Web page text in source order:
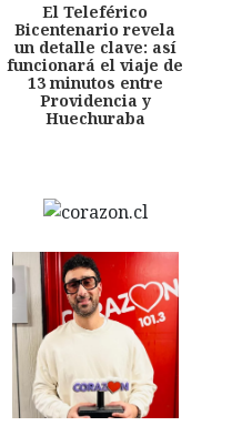
El Teleférico
Bicentenario revela
un detalle clave: así
funcionará el viaje de
13 minutos entre
Providencia y
Huechuraba